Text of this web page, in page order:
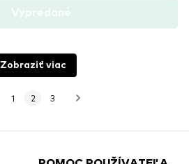
Vypredané
Zobraziť viac
1 2 3